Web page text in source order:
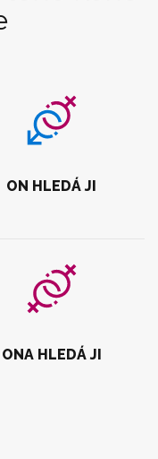
ON HLEDÁ JI
ONA HLEDÁ JI